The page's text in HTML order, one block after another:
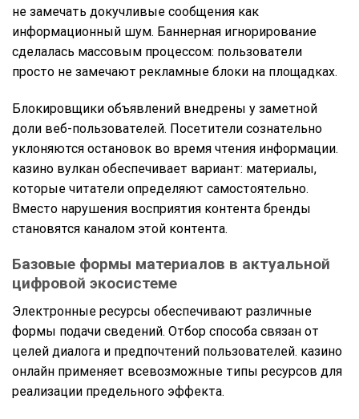
не замечать докучливые сообщения как
информационный шум. Баннерная игнорирование
сделалась массовым процессом: пользователи
просто не замечают рекламные блоки на площадках.
Блокировщики объявлений внедрены у заметной
доли веб-пользователей. Посетители сознательно
уклоняются остановок во время чтения информации.
казино вулкан обеспечивает вариант: материалы,
которые читатели определяют самостоятельно.
Вместо нарушения восприятия контента бренды
становятся каналом этой контента.
Базовые формы материалов в актуальной
цифровой экосистеме
Электронные ресурсы обеспечивают различные
формы подачи сведений. Отбор способа связан от
целей диалога и предпочтений пользователей. казино
онлайн применяет всевозможные типы ресурсов для
реализации предельного эффекта.